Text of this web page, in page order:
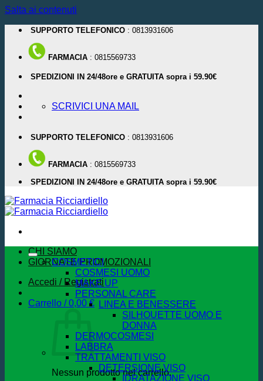
Salta ai contenuti
SUPPORTO TELEFONICO : 0813931606
FARMACIA : 0815569733
SPEDIZIONI IN 24/48ore e GRATUITA sopra i 59.90€
SCRIVICI UNA MAIL
SUPPORTO TELEFONICO : 0813931606
FARMACIA : 0815569733
SPEDIZIONI IN 24/48ore e GRATUITA sopra i 59.90€
CHI SIAMO
GIORNATE PROMOZIONALI
Accedi / Registrati
Carrello /0,00 €
Nessun prodotto nel carrello.
COSMETICI
COSMESI UOMO
MAKE UP
PERSONAL CARE
LINEA E BENESSERE
SILHOUETTE UOMO E
DONNA
DERMOCOSMESI
LABBRA
TRATTAMENTI VISO
DETERSIONE VISO
IDRATAZIONE VISO